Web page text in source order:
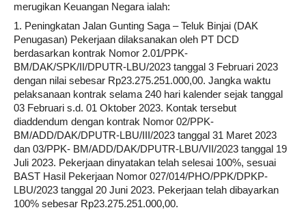
merugikan Keuangan Negara ialah:
1. Peningkatan Jalan Gunting Saga – Teluk Binjai (DAK
Penugasan) Pekerjaan dilaksanakan oleh PT DCD
berdasarkan kontrak Nomor 2.01/PPK-
BM/DAK/SPK/II/DPUTR-LBU/2023 tanggal 3 Februari 2023
dengan nilai sebesar Rp23.275.251.000,00. Jangka waktu
pelaksanaan kontrak selama 240 hari kalender sejak tanggal
03 Februari s.d. 01 Oktober 2023. Kontak tersebut
diaddendum dengan kontrak Nomor 02/PPK-
BM/ADD/DAK/DPUTR-LBU/III/2023 tanggal 31 Maret 2023
dan 03/PPK- BM/ADD/DAK/DPUTR-LBU/VII/2023 tanggal 19
Juli 2023. Pekerjaan dinyatakan telah selesai 100%, sesuai
BAST Hasil Pekerjaan Nomor 027/014/PHO/PPK/DPKP-
LBU/2023 tanggal 20 Juni 2023. Pekerjaan telah dibayarkan
100% sebesar Rp23.275.251.000,00.